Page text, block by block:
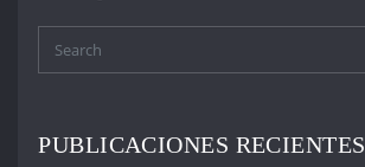
clase obrera
ha logrado una
firmas
PUBLICACIONES RECIENTES